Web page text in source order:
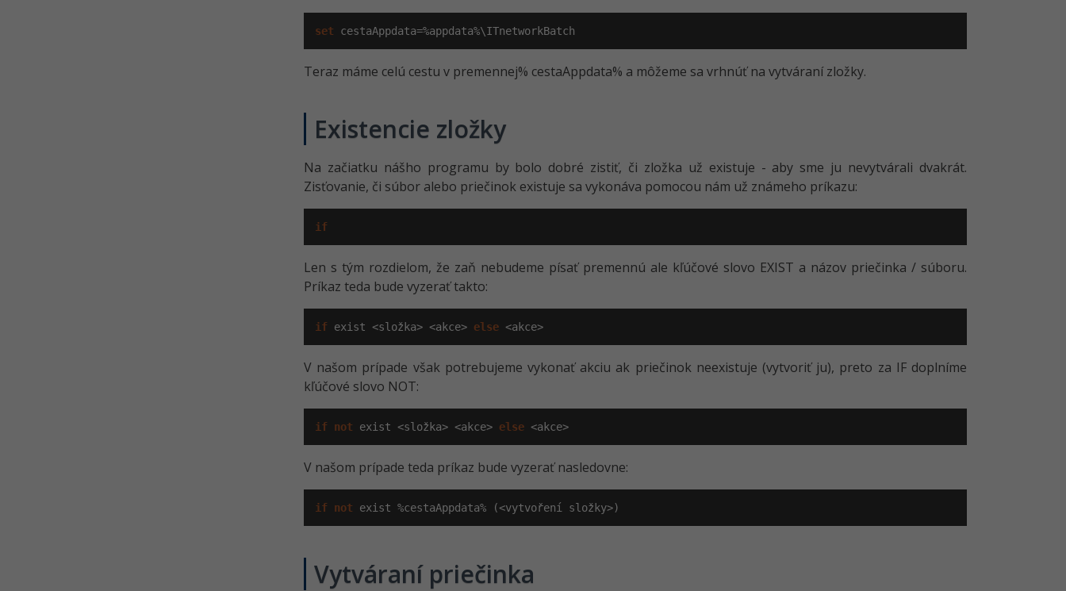
set cestaAppdata=%appdata%\ITnetworkBatch
Teraz máme celú cestu v premennej% cestaAppdata% a môžeme sa vrhnúť na vytváraní zložky.
Existencie zložky
Na začiatku nášho programu by bolo dobré zistiť, či zložka už existuje - aby sme ju nevytvárali dvakrát.
Zisťovanie, či súbor alebo priečinok existuje sa vykonáva pomocou nám už známeho príkazu:
if
Len s tým rozdielom, že zaň nebudeme písať premennú ale kľúčové slovo EXIST a názov priečinka / súboru.
Príkaz teda bude vyzerať takto:
if exist <složka> <akce> else <akce>
V našom prípade však potrebujeme vykonať akciu ak priečinok neexistuje (vytvoriť ju), preto za IF doplníme
kľúčové slovo NOT:
if not exist <složka> <akce> else <akce>
V našom prípade teda príkaz bude vyzerať nasledovne:
if not exist %cestaAppdata% (<vytvoření složky>)
Vytváraní priečinka